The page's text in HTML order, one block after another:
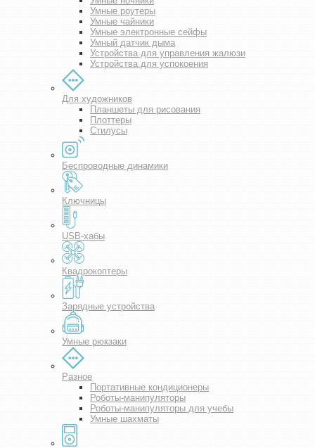
Умные роутеры
Умные чайники
Умные электронные сейфы
Умный датчик дыма
Устройства для управления жалюзи
Устройства для успокоения
Для художников
Планшеты для рисования
Плоттеры
Стилусы
Беспроводные динамики
Ключницы
USB-хабы
Квадрокоптеры
Зарядные устройства
Умные рюкзаки
Разное
Портативные кондиционеры
Роботы-манипуляторы
Роботы-манипуляторы для учебы
Умные шахматы